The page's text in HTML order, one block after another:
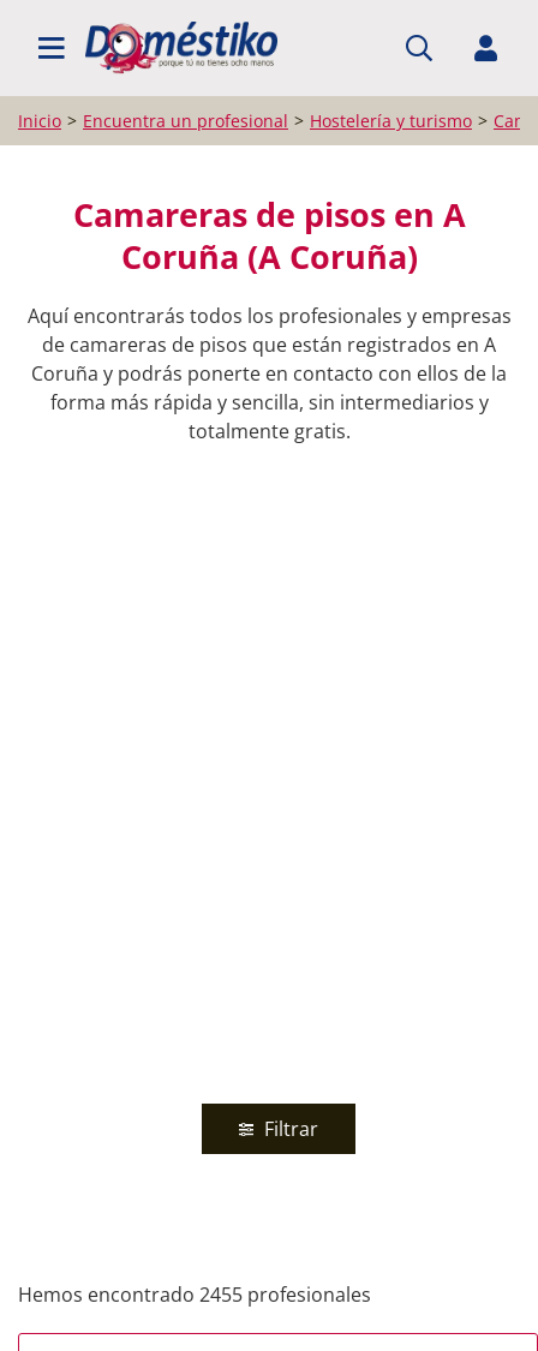
BUSCAR PROFESIONALES
Inicio Encuentra un profesional Hostelería y turismo
Camareras de pisos en A
Coruña (A Coruña)
Aquí encontrarás todos los profesionales y empresas
de camareras de pisos que están registrados en A
Coruña y podrás ponerte en contacto con ellos de la
forma más rápida y sencilla, sin intermediarios y
totalmente gratis.
Filtrar
Hemos encontrado 2455 profesionales